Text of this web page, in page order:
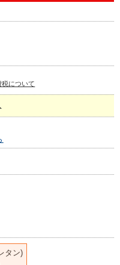
税について
タン)